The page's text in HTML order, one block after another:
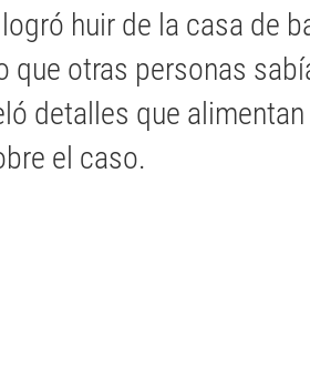
huir de la casa de
que otras personas
detalles que
el caso.